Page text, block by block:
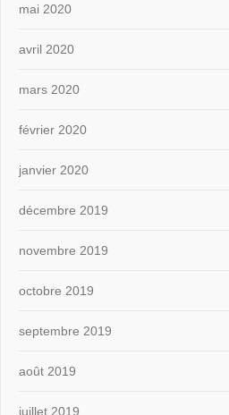
mai 2020
avril 2020
mars 2020
février 2020
janvier 2020
décembre 2019
novembre 2019
octobre 2019
septembre 2019
août 2019
juillet 2019